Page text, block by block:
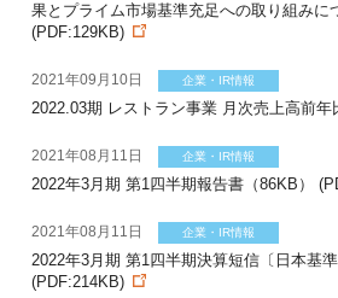
果とプライム市場基準充足への取り組みに
(PDF:129KB)
2021年09月10日 企業・IR情報
2022.03期 レストラン事業 月次売上高前
2021年08月11日 企業・IR情報
2022年3月期 第1四半期報告書（86KB）
2021年08月11日 企業・IR情報
2022年3月期 第1四半期決算短信〔日本基準
(PDF:214KB)